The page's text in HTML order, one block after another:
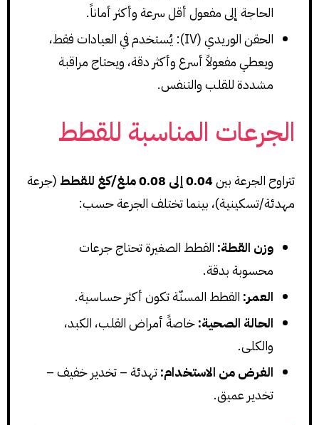
الحاجة إلى مفعول أقل سرعة وأكثر أماناً.
الحقن الوريدي (IV): يُستخدم في العيادات فقط،
ويعطي مفعولاً أسرع وأكثر دقة، ويحتاج مراقبة
مشددة للقلب والتنفس.
الجرعات المناسبة للقطط
تتراوح الجرعة بين0.04 إلى 0.08 ملغ/كغ للقطط
(جرعة
مهدئة/تسكينية)، بينما تختلف الجرعة حسب:
وزن القطة: القطط الصغيرة تحتاج جرعات
محسوبة بدقة.
العمر: القطط المسنّة تكون أكثر حساسية.
الحالة الصحية:خاصةً أمراض القلب، الكبد،
والكلى.
الغرض من الاستخدام:تهدئة – تخدير خفيف –
تخدير عميق.